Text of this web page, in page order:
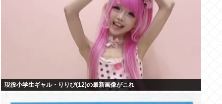
現役小学生ギャル・りりぴ(12)の最新画像がこれ